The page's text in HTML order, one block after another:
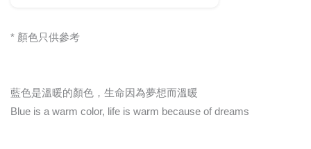
* 顏色只供參考
藍色是溫暖的顏色，生命因為夢想而溫暖
Blue is a warm color, life is warm because of dreams